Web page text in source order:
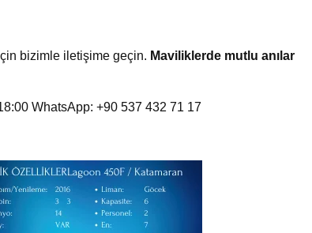
bizimle iletişime geçin. Maviliklerde mutlu anılar
WhatsApp: +90 537 432 71 17